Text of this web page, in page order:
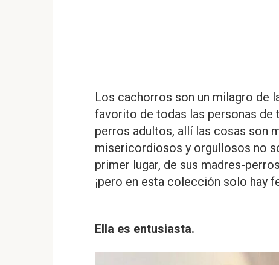
Los cachorros son un milagro de
favorito de todas las personas
perros adultos, allí las cosas son
misericordiosos y orgullosos no
primer lugar, de sus madres-
¡pero en esta colección solo hay
Ella es entusiasta.